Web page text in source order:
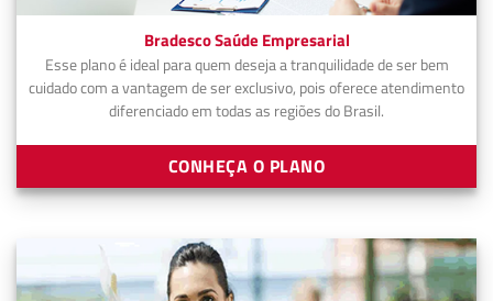
Bradesco Saúde Empresarial
Esse plano é ideal para quem deseja a tranquilidade de ser bem
cuidado com a vantagem de ser exclusivo, pois oferece atendimento
diferenciado em todas as regiões do Brasil.
CONHEÇA O PLANO